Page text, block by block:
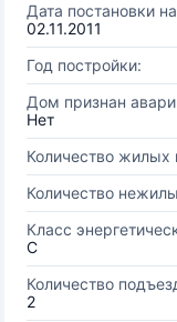
Дата постановки
02.11.2011
Год постройки:
Дом признан
Нет
Количество
Количество
Класс
C
Количество
2